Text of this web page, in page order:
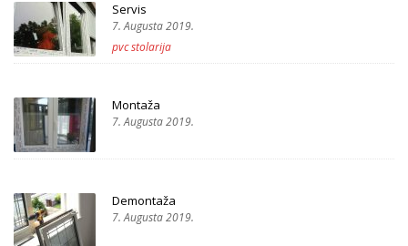
Servis
7. Augusta 2019.
pvc stolarija
Montaža
7. Augusta 2019.
Demontaža
7. Augusta 2019.